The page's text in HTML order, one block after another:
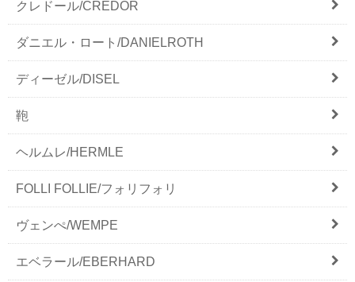
クレドール/CREDOR
ダニエル・ロート/DANIELROTH
ディーゼル/DISEL
鞄
ヘルムレ/HERMLE
FOLLI FOLLIE/フォリフォリ
ヴェンぺ/WEMPE
エベラール/EBERHARD